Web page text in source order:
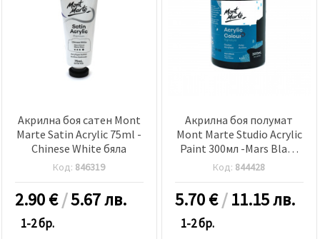
Акрилна боя сатен Mont
Marte Satin Acrylic 75ml -
Chinese White бяла
Код: 846319
2.90€/5.67 лв.
1-2 бр.
Акрилна боя полумат
Mont Marte Studio Acrylic
Paint 300мл -Mars Black
черно
Код: 844428
5.70€/11.15 лв.
1-2 бр.